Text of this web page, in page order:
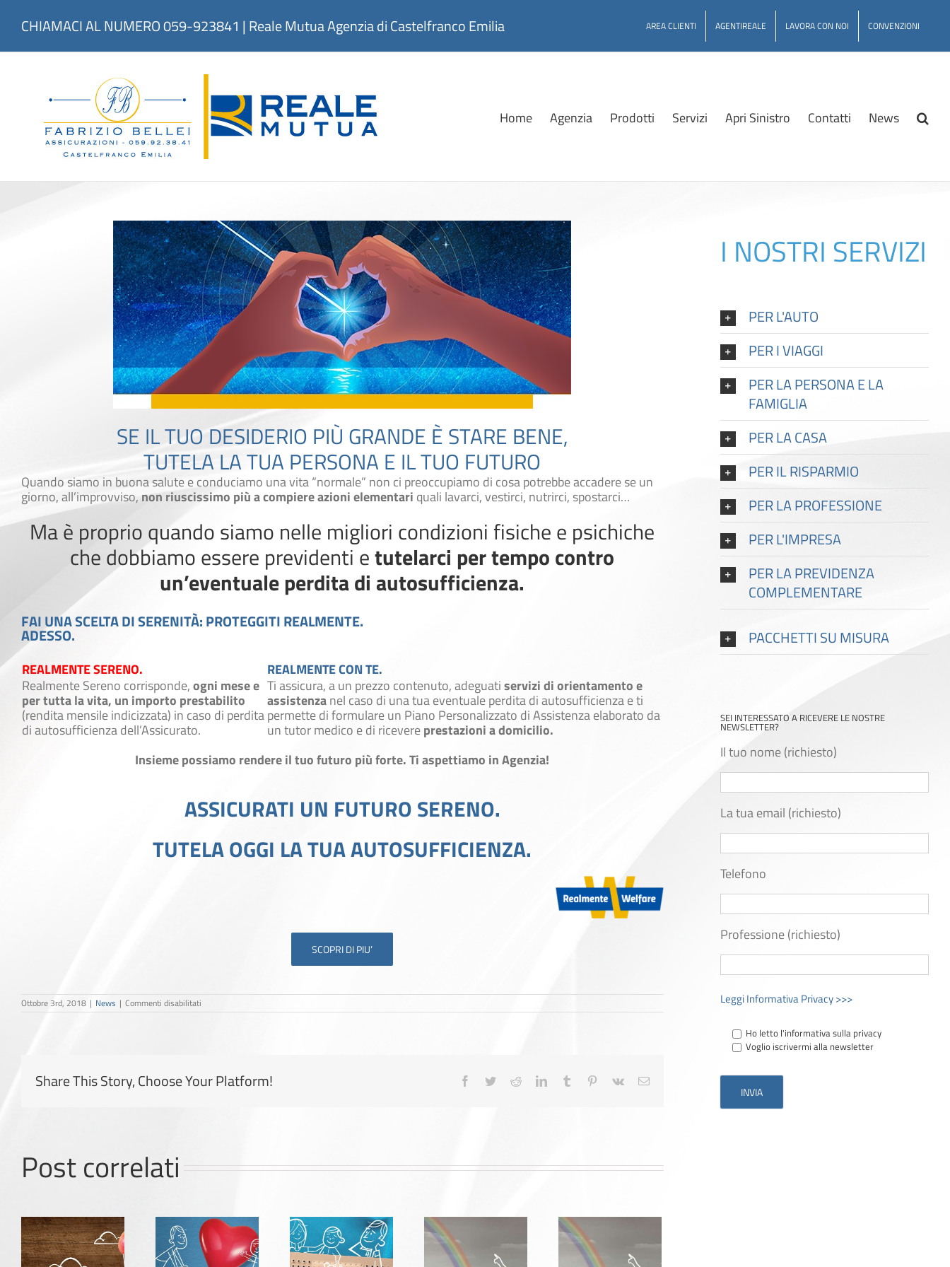
contenuto
CHIAMACI AL NUMERO 059-923841 | Reale Mutua Agenzia di Castelfranco Emilia AREA CLIENTI AGENTIREALE LAVORA CON NOI CONVENZIONI
Home Agenzia Prodotti Servizi Apri Sinistro Contatti News
SE IL TUO DESIDERIO PIÙ GRANDE È STARE BENE,
TUTELA LA TUA PERSONA E IL TUO FUTURO
Quando siamo in buona salute e conduciamo una vita “normale” non ci preoccupiamo di cosa potrebbe accadere se un
giorno, all’improvviso, non riuscissimo più a compiere azioni elementari quali lavarci, vestirci, nutrirci, spostarci…
Ma è proprio quando siamo nelle migliori condizioni fisiche e psichiche
che dobbiamo essere previdenti etutelarci per tempo contro
un’eventuale perdita di autosufficienza.
FAI UNA SCELTA DI SERENITÀ: PROTEGGITI REALMENTE.
ADESSO.
REALMENTE SERENO.
REALMENTE CON TE.
Realmente Sereno corrisponde,ogni mese e
per tutta la vita, un importo prestabilito
(rendita mensile indicizzata) in caso di perdita
di autosufficienza dell’Assicurato.
Ti assicura, a un prezzo contenuto, adeguatiservizi di orientamento e
assistenzanel caso di una tua eventuale perdita di autosufficienza e ti
permette di formulare un Piano Personalizzato di Assistenza elaborato da
un tutor medico e di ricevereprestazioni a domicilio.
Insieme possiamo rendere il tuo futuro più forte. Ti aspettiamo in Agenzia!
ASSICURATI UN FUTURO SERENO.
TUTELA OGGI LA TUA AUTOSUFFICIENZA.
SCOPRI DI PIU’
Ottobre 3rd, 2018 | News | Commenti disabilitati
Realmente
Share This Story, Choose Your Platform! Facebook
TwitterRedditLinkedInTumblr Pinterest
Vk Email
Post correlati
Valore Vita
Reale
I NOSTRI SERVIZI
PER L'AUTO
PER I VIAGGI
PER LA PERSONA E LA
FAMIGLIA
PER LA CASA
PER IL RISPARMIO
PER LA PROFESSIONE
PER L'IMPRESA
PER LA PREVIDENZA
COMPLEMENTARE
PACCHETTI SU MISURA
SEI INTERESSATO A RICEVERE LE NOSTRE
NEWSLETTER?
Il tuo nome (richiesto)
La tua email (richiesto)
Telefono
Professione (richiesto)
Leggi Informativa Privacy >>>
Ho letto l'informativa sulla privacy
Voglio iscrivermi alla newsletter